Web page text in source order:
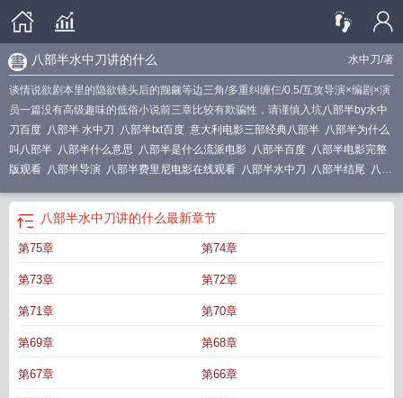
水中刀/著
八部半水中刀讲的什么
谈情说欲剧本里的隐欲镜头后的觊觎等边三角/多重纠缠仨/0.5/互攻导演×编剧×演
员一篇没有高级趣味的低俗小说前三章比较有欺骗性，请谨慎入坑八部半by水中
刀百度 八部半 水中刀 八部半txt百度 意大利电影三部经典八部半 八部半为什么
叫八部半 八部半什么意思 八部半是什么流派电影 八部半百度 八部半电影完整
版观看 八部半导演 八部半费里尼电影在线观看 八部半水中刀 八部半结尾 八部
八部半水中刀全文免费阅读 八部半水中刀讲了什么
感 八部半by水中刀讲的什么
野草莓一样
八部半by水中刀全文在线阅读
影在线观看
八部半电影解说 八部半完整版在线观看
瓣八部半全文免费阅读 八部半水中刀笔趣阁八部半by水中刀笔趣阁
版高清八部半水中刀讲的什么 八部半by水中刀txt
部半 百度
八部半by水中刀TXT
八部半水中刀讲的什么最新章节
第75章 第74章
第73章 第72章
第71章 第70章
第69章 第68章
第67章 第66章